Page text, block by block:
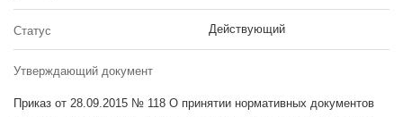
Статус Действующий
Утверждающий документ
Приказ от 28.09.2015 № 118 О принятии нормативных документов